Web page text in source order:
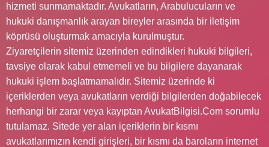
hizmeti sunmamaktadır. Avukatların, Arabulucuların ve
hukuki danışmanlık arayan bireyler arasında bir iletişim
köprüsü oluşturmak amacıyla kurulmuştur.
Ziyaretçilerin sitemiz üzerinden edindikleri hukuki bilgileri,
tavsiye olarak kabul etmemeli ve bu bilgilere dayanarak
hukuki işlem başlatmamalıdır. Sitemiz üzerinde ki
içeriklerden veya avukatların verdiği bilgilerden doğabilecek
herhangi bir zarar veya kayıptan AvukatBilgisi.Com sorumlu
tutulamaz. Sitede yer alan içeriklerin bir kısmı
avukatlarımızın kendi girişleri, bir kısmı da baroların internet